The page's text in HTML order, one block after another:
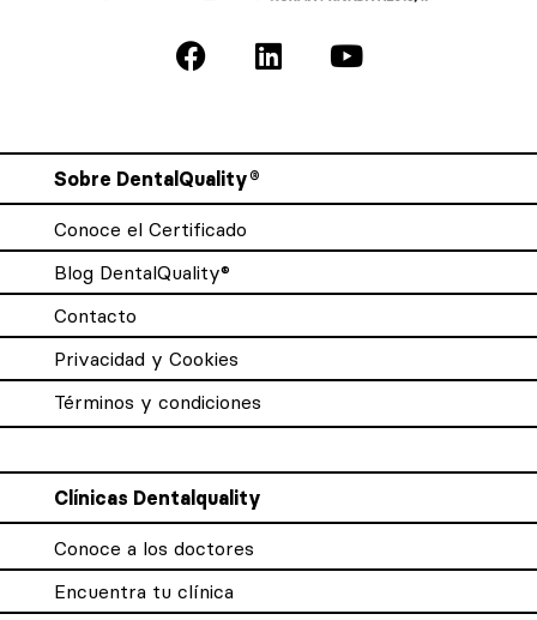
Sobre DentalQuality®
Conoce el Certificado
Blog DentalQuality®
Contacto
Privacidad y Cookies
Términos y condiciones
Clínicas Dentalquality
Conoce a los doctores
Encuentra tu clínica